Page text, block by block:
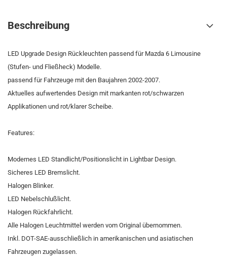
Beschreibung
LED Upgrade Design Rückleuchten passend für Mazda 6 Limousine
(Stufen- und Fließheck) Modelle.
passend für Fahrzeuge mit den Baujahren 2002-2007.
Aktuelles aufwertendes Design mit markanten rot/schwarzen
Applikationen und rot/klarer Scheibe.
Features:
Modernes LED Standlicht/Positionslicht in Lightbar Design.
Sicheres LED Bremslicht.
Halogen Blinker.
LED Nebelschlußlicht.
Halogen Rückfahrlicht.
Alle Halogen Leuchtmittel werden vom Original übernommen.
Inkl. DOT-SAE-ausschließlich in amerikanischen und asiatischen
Fahrzeugen zugelassen.